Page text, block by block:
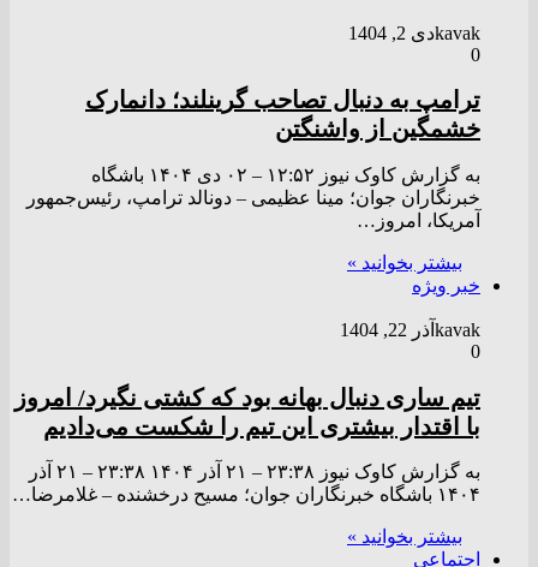
kavakدی 2, 1404
0
ترامپ به دنبال تصاحب گرینلند؛ دانمارک
خشمگین از واشنگتن
به گزارش کاوک نیوز ۱۲:۵۲ – ۰۲ دی ۱۴۰۴ باشگاه
خبرنگاران جوان؛ مینا عظیمی – دونالد ترامپ، رئیس‌جمهور
آمریکا، امروز…
بیشتر بخوانید »
خبر ویژه
kavak آذر 22, 1404
0
تیم ساری دنبال بهانه بود که کشتی نگیرد/ امروز
با اقتدار بیشتری این تیم را شکست می‌دادیم
به گزارش کاوک نیوز ۲۳:۳۸ – ۲۱ آذر ۱۴۰۴ ۲۳:۳۸ – ۲۱ آذر
۱۴۰۴ باشگاه خبرنگاران جوان؛ مسیح درخشنده – غلامرضا…
بیشتر بخوانید »
اجتماعی